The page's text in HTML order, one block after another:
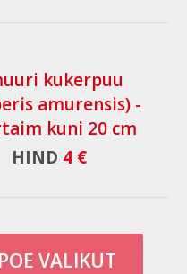
kukerpuu
amurensis) -
kuni 20 cm
HIND 4 €
VALIKUT